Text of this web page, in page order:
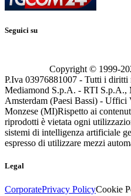
Seguici su
Copyright © 1999-
P.Iva 03976881007 - Tutti i diritti
Mediamond S.p.A. - RTI S.p.A.,
Amsterdam (Paesi Bassi) -
Monzese (MI)Rispetto ai
riprodotti è vietata ogni
sistemi di intelligenza artificiale
espresso di utilizzare mezzi
Legal
CorporatePrivacy PolicyCookie